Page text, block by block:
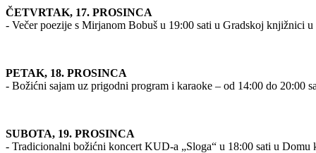
ČETVRTAK, 17. PROSINCA
- Večer poezije s Mirjanom Bobuš u 19:00 sati u Gradskoj knjižnici
PETAK, 18. PROSINCA
- Božićni sajam uz prigodni program i karaoke – od 14:00 do 20:00
SUBOTA, 19. PROSINCA
- Tradicionalni božićni koncert KUD-a „Sloga“ u 18:00 sati u Domu